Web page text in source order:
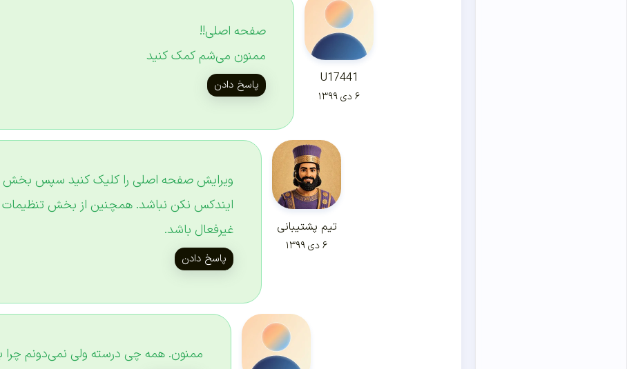
U17441
۶ دی ۱۳۹۹
صفحه اصلی!!
ممنون می‌شم کمک کنید
پاسخ دادن
تیم پشتیبانی
۶ دی ۱۳۹۹
ویرایش صفحه اصلی را کلیک کنید سپس بخش
ایندکس نکن نباشد. همچنین از بخش
غیرفعال باشد.
پاسخ دادن
ممنون. همه چی درسته ولی نمی‌دونم چرا